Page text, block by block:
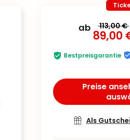
ab 113,00 €
89,00
Bestpreisgarantie
Preise
Als